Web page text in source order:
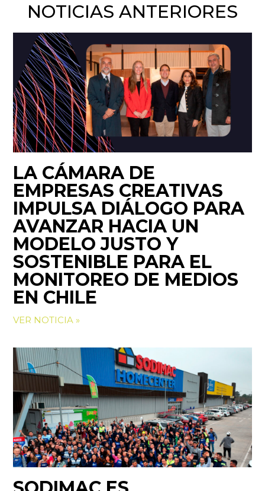
NOTICIAS ANTERIORES
LA CÁMARA DE
EMPRESAS CREATIVAS
IMPULSA DIÁLOGO PARA
AVANZAR HACIA UN
MODELO JUSTO Y
SOSTENIBLE PARA EL
MONITOREO DE MEDIOS
EN CHILE
VER NOTICIA »